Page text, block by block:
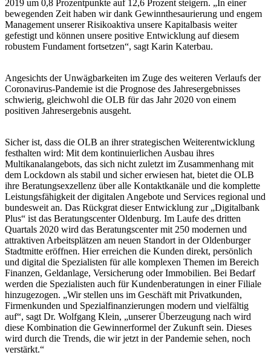
2019 um 0,8 Prozentpunkte auf 12,6 Prozent steigern. „In einer
bewegenden Zeit haben wir dank Gewinnthesaurierung und engem
Management unserer Risikoaktiva unsere Kapitalbasis weiter
gefestigt und können unsere positive Entwicklung auf diesem
robustem Fundament fortsetzen“, sagt Karin Katerbau.
Angesichts der Unwägbarkeiten im Zuge des weiteren Verlaufs der
Coronavirus-Pandemie ist die Prognose des Jahresergebnisses
schwierig, gleichwohl die OLB für das Jahr 2020 von einem
positiven Jahresergebnis ausgeht.
Sicher ist, dass die OLB an ihrer strategischen Weiterentwicklung
festhalten wird: Mit dem kontinuierlichen Ausbau ihres
Multikanalangebots, das sich nicht zuletzt im Zusammenhang mit
dem Lockdown als stabil und sicher erwiesen hat, bietet die OLB
ihre Beratungsexzellenz über alle Kontaktkanäle und die komplette
Leistungsfähigkeit der digitalen Angebote und Services regional und
bundesweit an. Das Rückgrat dieser Entwicklung zur „Digitalbank
Plus“ ist das Beratungscenter Oldenburg. Im Laufe des dritten
Quartals 2020 wird das Beratungscenter mit 250 modernen und
attraktiven Arbeitsplätzen am neuen Standort in der Oldenburger
Stadtmitte eröffnen. Hier erreichen die Kunden direkt, persönlich
und digital die Spezialisten für alle komplexen Themen im Bereich
Finanzen, Geldanlage, Versicherung oder Immobilien. Bei Bedarf
werden die Spezialisten auch für Kundenberatungen in einer Filiale
hinzugezogen. „Wir stellen uns im Geschäft mit Privatkunden,
Firmenkunden und Spezialfinanzierungen modern und vielfältig
auf“, sagt Dr. Wolfgang Klein, „unserer Überzeugung nach wird
diese Kombination die Gewinnerformel der Zukunft sein. Dieses
wird durch die Trends, die wir jetzt in der Pandemie sehen, noch
verstärkt.“